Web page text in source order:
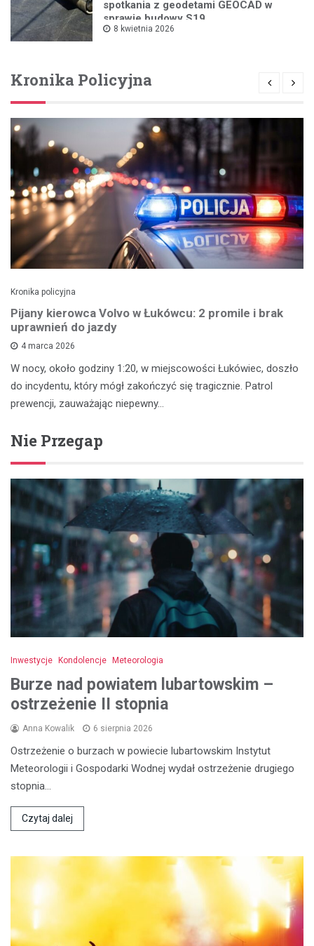
spotkania z geodetami GEOCAD w
sprawie budowy S19
8 kwietnia 2026
Kronika Policyjna
Kronika policyjna
Pijany kierowca Volvo w Łukówcu: 2 promile i brak
uprawnień do jazdy
4 marca 2026
W nocy, około godziny 1:20, w miejscowości Łukówiec, doszło
do incydentu, który mógł zakończyć się tragicznie. Patrol
prewencji, zauważając niepewny…
Nie Przegap
Inwestycje Kondolencje Meteorologia
Burze nad powiatem lubartowskim –
ostrzeżenie II stopnia
Anna Kowalik 6 sierpnia 2026
Ostrzeżenie o burzach w powiecie lubartowskim Instytut
Meteorologii i Gospodarki Wodnej wydał ostrzeżenie drugiego
stopnia…
Czytaj dalej